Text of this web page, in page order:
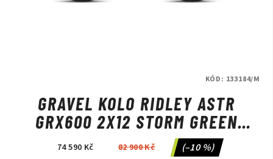
GRAVEL KOLO RIDLEY ASTR
GRX600 2X12 STORM GREEN
METALLIC/LIME GREEN
74 590 Kč 82 900 Kč (–10 %)
KÓD: 133184/M